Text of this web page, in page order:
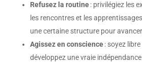
Refusez la routine: privilégiez les
les rencontres et les
une certaine structure pour
Agissez en conscience: soyez libre
développez une vraie